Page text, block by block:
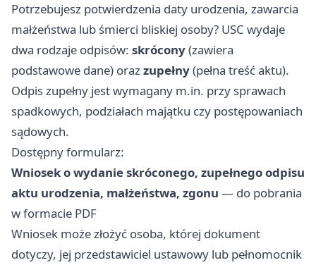
Potrzebujesz potwierdzenia daty urodzenia, zawarcia
małżeństwa lub śmierci bliskiej osoby? USC wydaje
dwa rodzaje odpisów: skrócony(zawiera
podstawowe dane) orazzupełny(pełna treść aktu).
Odpis zupełny jest wymagany m.in. przy sprawach
spadkowych, podziałach majątku czy postępowaniach
sądowych.
Dostępny formularz:
Wniosek o wydanie skróconego, zupełnego odpisu
aktu urodzenia, małżeństwa, zgonu — do pobrania
w formacie PDF
Wniosek może złożyć osoba, której dokument
dotyczy, jej przedstawiciel ustawowy lub pełnomocnik